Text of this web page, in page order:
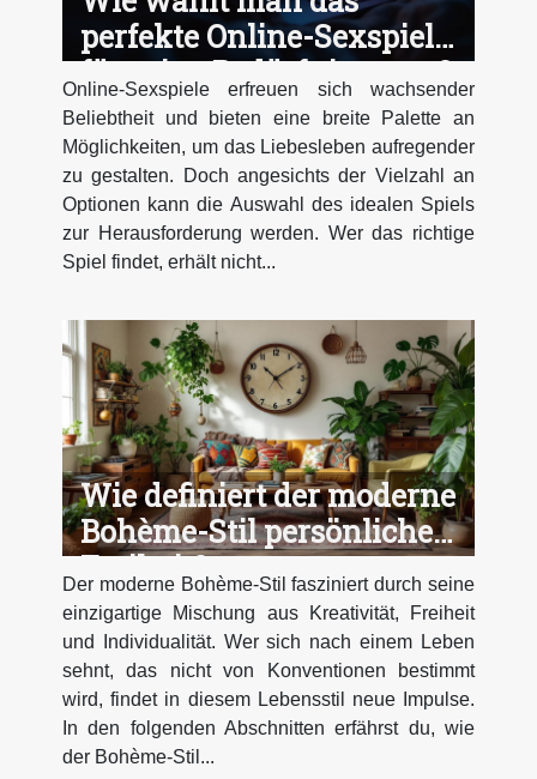
perfekte Online-Sexspiel
für seine Bedürfnisse aus?
Online-Sexspiele erfreuen sich wachsender
Beliebtheit und bieten eine breite Palette an
Möglichkeiten, um das Liebesleben aufregender
zu gestalten. Doch angesichts der Vielzahl an
Optionen kann die Auswahl des idealen Spiels
zur Herausforderung werden. Wer das richtige
Spiel findet, erhält nicht...
Wie definiert der moderne
Bohème-Stil persönliche
Freiheit?
Der moderne Bohème-Stil fasziniert durch seine
einzigartige Mischung aus Kreativität, Freiheit
und Individualität. Wer sich nach einem Leben
sehnt, das nicht von Konventionen bestimmt
wird, findet in diesem Lebensstil neue Impulse.
In den folgenden Abschnitten erfährst du, wie
der Bohème-Stil...